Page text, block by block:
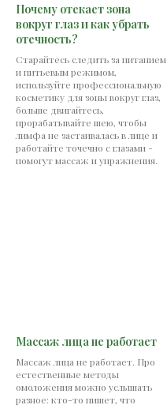
Почему отекает зона
вокруг глаз и как убрать
отечность?
Старайтесь следить за питанием
и питьевым режимом,
используйте профессиональную
косметику для зоны вокруг глаз,
больше двигайтесь,
прорабатывайте шею, чтобы
лимфа не застаивалась в лице и
работайте точечно с глазами -
помогут массаж и упражнения.
Массаж лица не работает
Массаж лица не работает. Про
естественные методы
омоложения можно услышать
разное: кто-то пишет, что